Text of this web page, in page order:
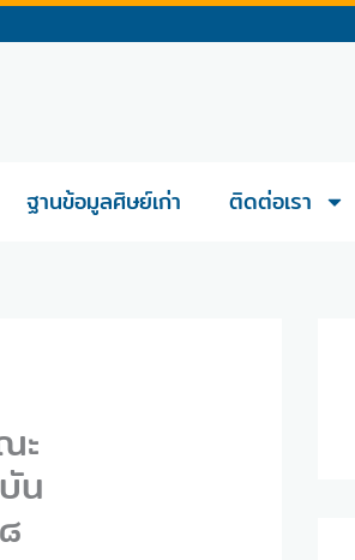
ฐานข้อมูลศิษย์เก่า ติดต่อเรา
ะ
น